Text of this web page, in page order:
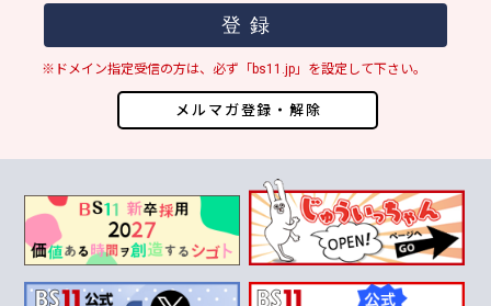
メルマガ登録・解除
※ドメイン指定受信の方は、必ず「bs11.jp」を設定して下さい。